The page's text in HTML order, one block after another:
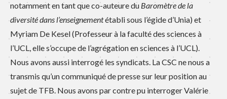
notamment en tant que co-auteure du Baromètre de la
diversité dans l’enseignementétabli sous l’égide d’Unia) et
Myriam De Kesel (Professeur à la faculté des sciences à
l’UCL, elle s’occupe de l’agrégation en sciences à l’UCL).
Nous avons aussi interrogé les syndicats. La CSC ne nous a
transmis qu’un communiqué de presse sur leur position au
sujet de TFB. Nous avons par contre pu interroger Valérie